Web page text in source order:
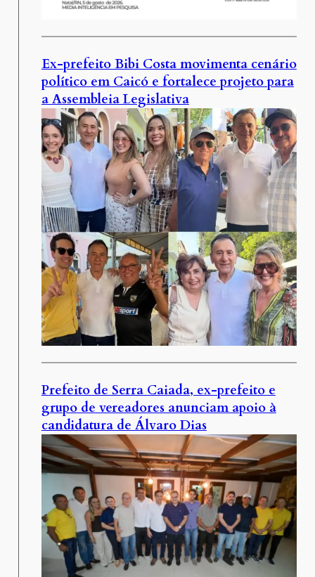
Ex-prefeito Bibi Costa movimenta cenário
político em Caicó e fortalece projeto para
a Assembleia Legislativa
Prefeito de Serra Caiada, ex-prefeito e
grupo de vereadores anunciam apoio à
candidatura de Álvaro Dias